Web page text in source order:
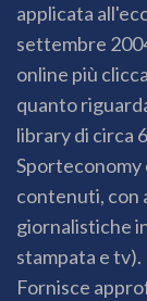
applicata
settembre
online più
quanto
library di circa
Sporteconomy
contenuti, con
giornalistiche
stampata e tv).
Fornisce